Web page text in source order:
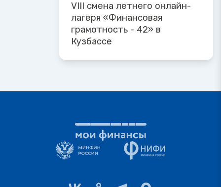
VIII смена летнего онлайн-
лагеря «Финансовая
грамотность - 42» в
Кузбассе